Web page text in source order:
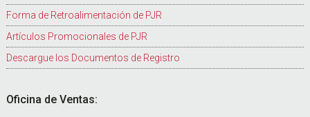
Forma de Retroalimentación de PJR
Artículos Promocionales de PJR
Descargue los Documentos de Registro
Oficina de Ventas: